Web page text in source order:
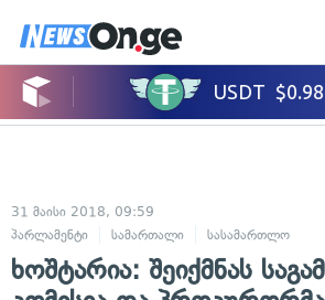
31 მაისი 2018, 09:59
პარლამენტი
სამართალი სასამართლო
ხოშტარია: შეიქმნას